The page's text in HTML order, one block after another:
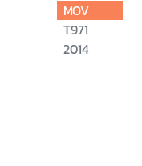
MOV
T971
2014